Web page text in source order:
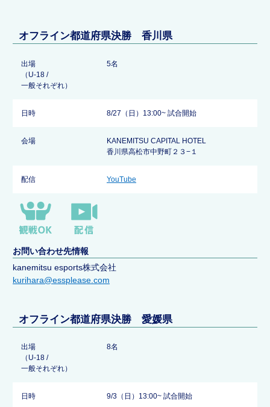
オフライン都道府県決勝 香川県
出場
（U-18 /
一般それぞれ）
5名
日時 8/27（日）13:00~ 試合開始
会場
KANEMITSU CAPITAL HOTEL
香川県高松市中野町２３−１
配信 YouTube
お問い合わせ先情報
kanemitsu esports株式会社
kurihara@essplease.com
オフライン都道府県決勝 愛媛県
出場
（U-18 /
一般それぞれ）
8名
日時 9/3（日）13:00~ 試合開始